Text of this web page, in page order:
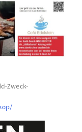
Zweck-